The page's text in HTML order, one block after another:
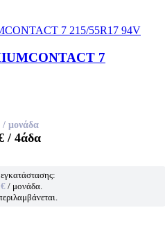
7
/ μονάδα
/ 4άδα
/ μονάδα.